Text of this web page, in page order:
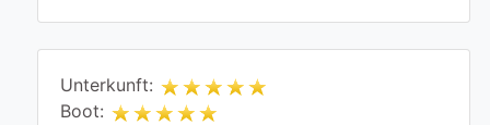
Unterkunft:
Boot: